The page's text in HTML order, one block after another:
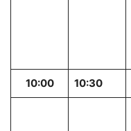
10:00 10:30